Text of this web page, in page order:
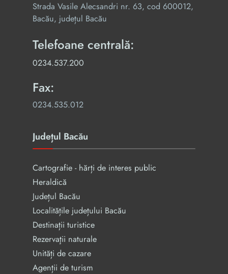
Strada Vasile Alecsandri nr. 63, cod 600012,
Bacău, județul Bacău
Telefoane centrală:
0234.537.200
Fax:
0234.535.012
Județul Bacău
Cartografie - hărți de interes public
Heraldică
Județul Bacău
Localitățile județului Bacău
Destinații turistice
Rezervaţii naturale
Unități de cazare
Agenții de turism